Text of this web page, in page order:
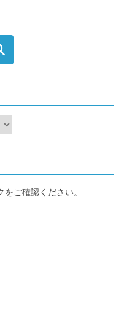
ご確認ください。